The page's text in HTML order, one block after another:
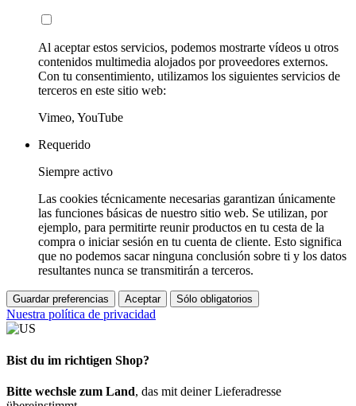
Al aceptar estos servicios, podemos mostrarte vídeos u otros
contenidos multimedia alojados por proveedores externos.
Con tu consentimiento, utilizamos los siguientes servicios de
terceros en este sitio web:
Vimeo, YouTube
Requerido
Siempre activo
Las cookies técnicamente necesarias garantizan únicamente
las funciones básicas de nuestro sitio web. Se utilizan, por
ejemplo, para permitirte reunir productos en tu cesta de la
compra o iniciar sesión en tu cuenta de cliente. Esto significa
que no podemos sacar ninguna conclusión sobre ti y los datos
resultantes nunca se transmitirán a terceros.
Guardar preferencias Aceptar Sólo obligatorios
Nuestra política de privacidad
Bist du im richtigen Shop?
Bitte wechsle zum Land, das mit deiner Lieferadresse